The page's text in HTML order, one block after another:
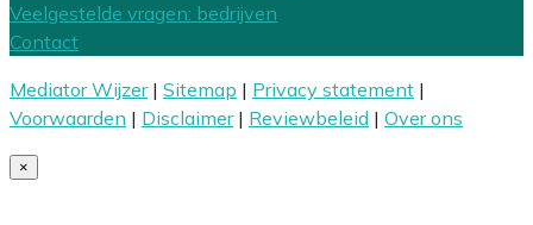
Veelgestelde vragen: bedrijven
Contact
Mediator Wijzer| Sitemap | Privacy statement |
Voorwaarden | Disclaimer| Reviewbeleid | Over ons
×